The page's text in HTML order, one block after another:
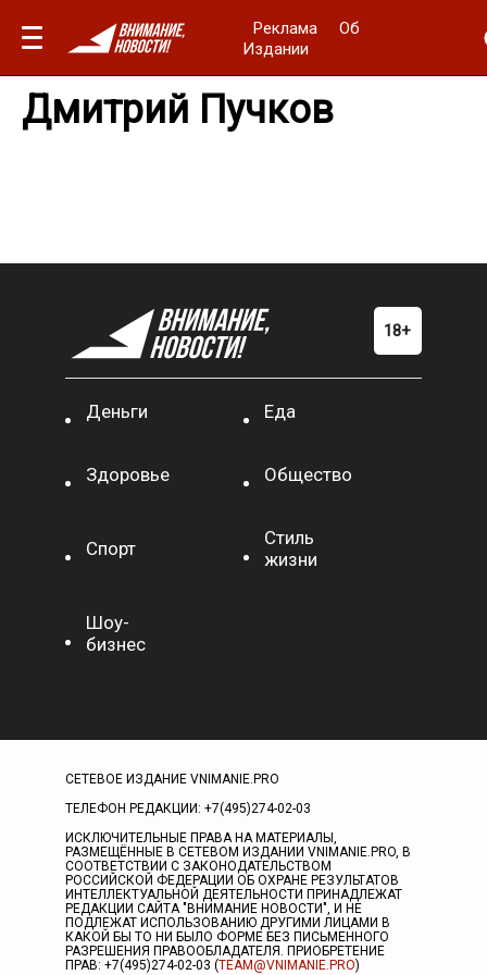
Реклама
Об
Издании
Дмитрий Пучков
Деньги Еда
Здоровье Общество
Спорт
Стиль
жизни
Шоу-
бизнес
СЕТЕВОЕ ИЗДАНИЕ VNIMANIE.PRO
ТЕЛЕФОН РЕДАКЦИИ: +7(495)274-02-03
ИСКЛЮЧИТЕЛЬНЫЕ ПРАВА НА МАТЕРИАЛЫ,
РАЗМЕЩЁННЫЕ В СЕТЕВОМ ИЗДАНИИ VNIMANIE.PRO, В
СООТВЕТСТВИИ С ЗАКОНОДАТЕЛЬСТВОМ
РОССИЙСКОЙ ФЕДЕРАЦИИ ОБ ОХРАНЕ РЕЗУЛЬТАТОВ
ИНТЕЛЛЕКТУАЛЬНОЙ ДЕЯТЕЛЬНОСТИ ПРИНАДЛЕЖАТ
РЕДАКЦИИ САЙТА "ВНИМАНИЕ НОВОСТИ", И НЕ
ПОДЛЕЖАТ ИСПОЛЬЗОВАНИЮ ДРУГИМИ ЛИЦАМИ В
КАКОЙ БЫ ТО НИ БЫЛО ФОРМЕ БЕЗ ПИСЬМЕННОГО
РАЗРЕШЕНИЯ ПРАВООБЛАДАТЕЛЯ. ПРИОБРЕТЕНИЕ
ПРАВ: +7(495)274-02-03 (TEAM@VNIMANIE.PRO)